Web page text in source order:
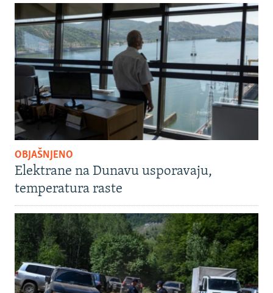
OBJAŠNJENO
Elektrane na Dunavu usporavaju,
temperatura raste